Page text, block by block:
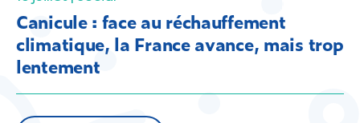
Canicule : face au réchauffement
climatique, la France avance, mais trop
lentement